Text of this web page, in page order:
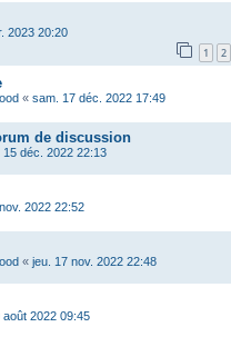
2023 20:20
1 2
« sam. 17 déc. 2022 17:49
de discussion
15 déc. 2022 22:13
2022 22:52
« jeu. 17 nov. 2022 22:48
août 2022 09:45